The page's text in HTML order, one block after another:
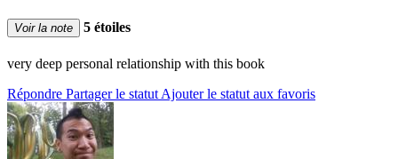
Voir la note 5 étoiles
very deep personal relationship with this book
Répondre Partager le statut Ajouter le statut aux favoris